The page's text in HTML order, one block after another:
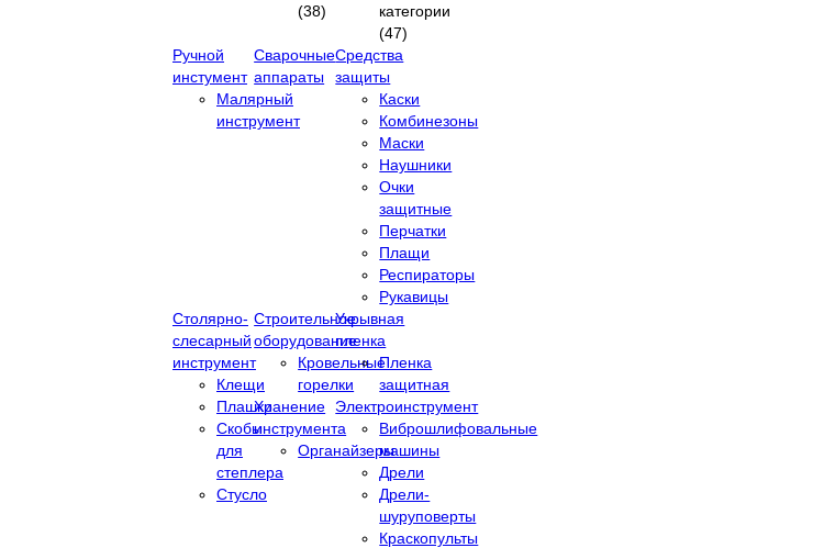
(38)
категории
(47)
Ручной
инстумент
Малярный
инструмент
Сварочные
аппараты
Средства
защиты
Каски
Комбинезоны
Маски
Наушники
Очки
защитные
Перчатки
Плащи
Респираторы
Рукавицы
Столярно-
слесарный
инструмент
Клещи
Плашки
Скобы
для
степлера
Стусло
Строительное
оборудование
Кровельные
горелки
Укрывная
пленка
Пленка
защитная
Хранение
инструмента
Органайзеры
Электроинструмент
Виброшлифовальные
машины
Дрели
Дрели-
шуруповерты
Краскопульты